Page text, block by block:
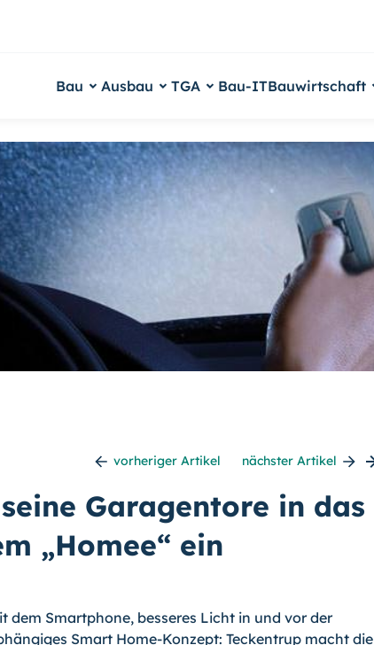
Bau Ausbau TGA Bau-ITBauwirtschaft
vorheriger Artikel nächster Artikel
Garagentore in das
„Homee“ ein
dem Smartphone, besseres Licht in und vor der
Smart Home-Konzept: Teckentrup macht die